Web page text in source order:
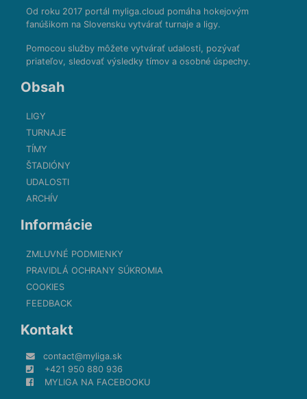
Od roku 2017 portál myliga.cloud pomáha hokejovým
fanúšikom na Slovensku vytvárať turnaje a ligy.
Pomocou služby môžete vytvárať udalosti, pozývať
priateľov, sledovať výsledky tímov a osobné úspechy.
Obsah
LIGY
TURNAJE
TÍMY
ŠTADIÓNY
UDALOSTI
ARCHÍV
Informácie
ZMLUVNÉ PODMIENKY
PRAVIDLÁ OCHRANY SÚKROMIA
COOKIES
FEEDBACK
Kontakt
contact@myliga.sk
+421 950 880 936
MYLIGA NA FACEBOOKU